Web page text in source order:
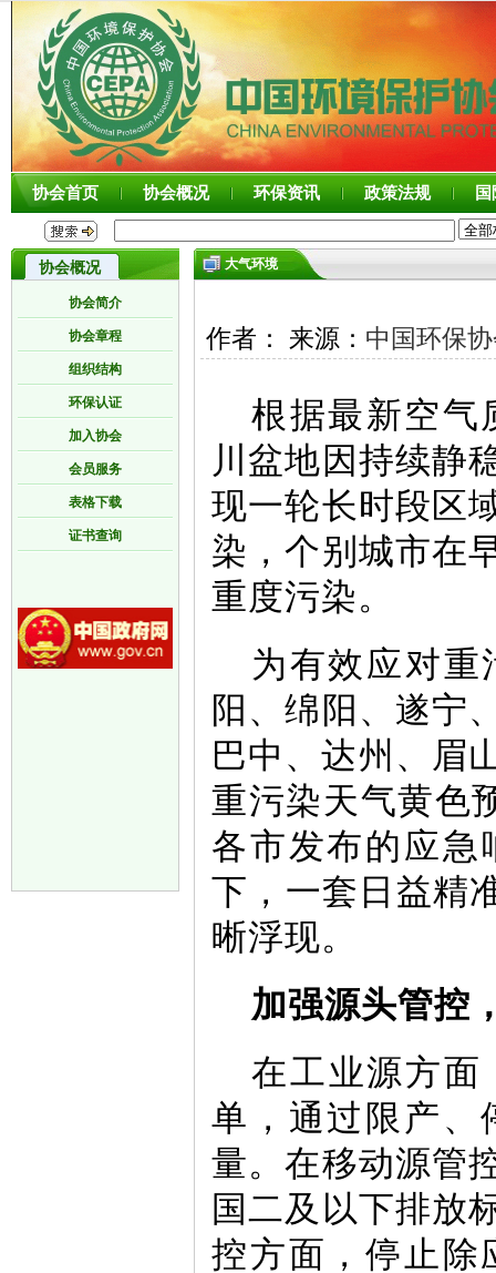
协会首页 协会概况 环保资讯 政策法规
协会概况
协会简介
协会章程
组织结构
环保认证
加入协会
会员服务
表格下载
证书查询
大气环境
作者： 来源： 中国环保
根据最新空气
川盆地因持续静
现一轮长时段区
染，个别城市在
重度污染。
为有效应对重
阳、绵阳、遂宁
巴中、达州、眉
重污染天气黄色
各市发布的应急
下，一套日益精
晰浮现。
加强源头管控
在工业源方面
单，通过限产、
量。在移动源管
国二及以下排放
控方面，停止除